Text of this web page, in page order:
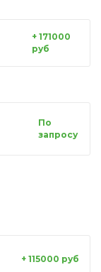
+ 171000
руб
По
запросу
+ 115000 руб